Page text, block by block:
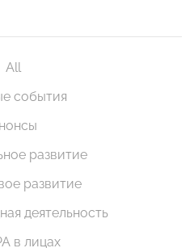
All
события
развитие
развитие
деятельность
в лицах